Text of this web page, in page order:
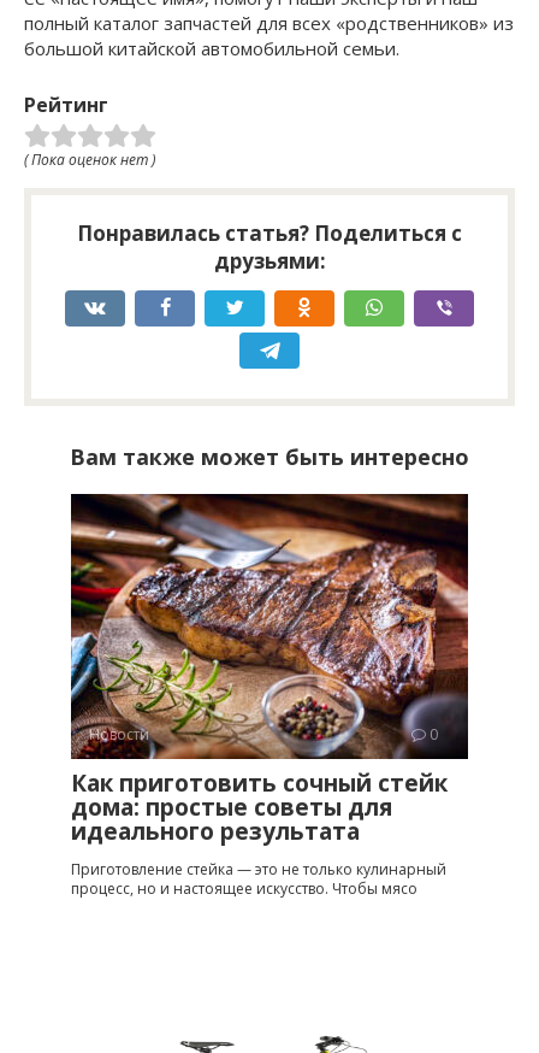
полный каталог запчастей для всех «родственников» из
большой китайской автомобильной семьи.
Рейтинг
( Пока оценок нет )
Понравилась статья? Поделиться с
друзьями:
Вам также может быть интересно
Новости 0
Как приготовить сочный стейк
дома: простые советы для
идеального результата
Приготовление стейка — это не только кулинарный
процесс, но и настоящее искусство. Чтобы мясо